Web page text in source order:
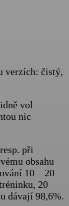
verzích: čistý,
vol
nic
při
obsahu
10 – 20
20
dávají 98,6%.